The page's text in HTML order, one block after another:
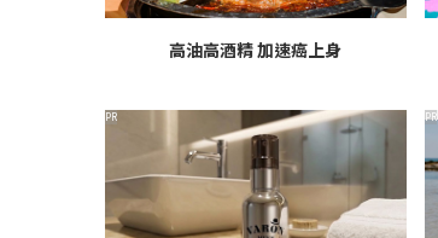
高油高酒精 加速癌上身
PR PR